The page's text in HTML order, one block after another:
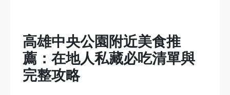
高雄中央公園附近美食推
薦：在地人私藏必吃清單與
完整攻略